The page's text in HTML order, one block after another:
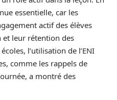
essentielle, car les
actif des élèves
leur rétention des
l’utilisation de l’ENI
comme les rappels de
a montré des